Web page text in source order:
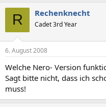
R Rechenknecht
Cadet 3rd Year
6. August 2008
Welche Nero- Version
Sagt bitte nicht, dass ich
muss!